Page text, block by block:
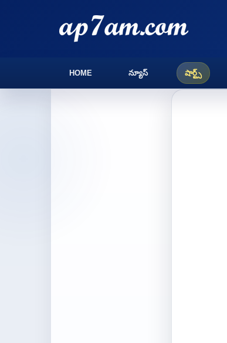
HOME న్యూస్ షార్ట్స్